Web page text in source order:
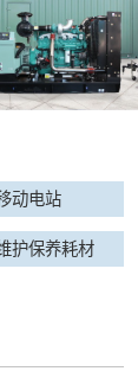
动电站
护保养耗材